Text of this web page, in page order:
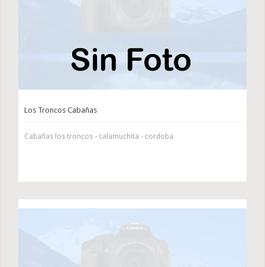
Los Troncos Cabañas
Cabañas los troncos - calamuchita - cordoba